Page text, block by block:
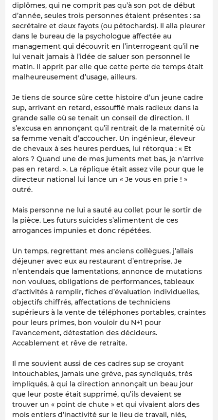
diplômes, qui ne comprit pas qu’à son pot de début
d’année, seules trois personnes étaient présentes : sa
secrétaire et deux fayots (ou pétochards). Il alla pleurer
dans le bureau de la psychologue affectée au
management qui découvrit en l’interrogeant qu’il ne
lui venait jamais à l’idée de saluer son personnel le
matin. Il apprit par elle que cette perte de temps était
malheureusement d’usage, ailleurs.
Je tiens de source sûre cette histoire d’un jeune cadre
sup, arrivant en retard, essoufflé mais radieux dans la
grande salle où se tenait un conseil de direction. Il
s’excusa en annonçant qu’il rentrait de la maternité où
sa femme venait d’accoucher. Un ingénieur, éleveur
de chevaux à ses heures perdues, lui rétorqua : « Et
alors ? Quand une de mes juments met bas, je n’arrive
pas en retard. ». La réplique était assez vile pour que le
directeur national lui lance un « Je vous en prie ! »
outré.
Mais personne ne lui a sauté au collet pour le sortir de
la pièce. Les futurs suicides s’alimentent de ces
arrogances impunies et donc répétées.
Un temps, regrettant mes anciens collègues, j’allais
déjeuner avec eux au restaurant d’entreprise. Je
n’entendais que lamentations, annonce de mutations
non voulues, obligations de performances, tableaux
d’activités à remplir, fiches d’évaluation individuelles,
objectifs chiffrés, affectations de techniciens
supérieurs à la vente de téléphones portables, craintes
pour leurs primes, bon vouloir du N+1 pour
l’avancement, détestation des décideurs.
Accablement et rêve de retraite.
Il me souvient aussi de ces cadres sup se croyant
intouchables, jamais une grève, pas syndiqués, très
impliqués, à qui la direction annonçait un beau jour
que leur poste était supprimé, qu’ils devaient se
trouver un « point de chute » et qui vivaient alors des
mois entiers d’inactivité sur le lieu de travail, niés,